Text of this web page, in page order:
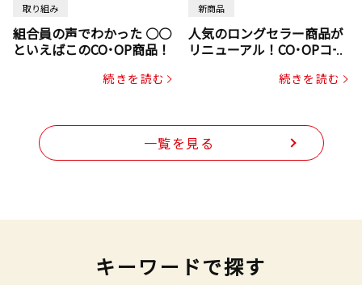
取り組み
組合員の声でわかった ○○
といえばこのCO･OP商品！
続きを読む
新商品
人気のロングセラー商品が
リニューアル！CO･OPコー
続きを読む
一覧を見る
キーワードで探す